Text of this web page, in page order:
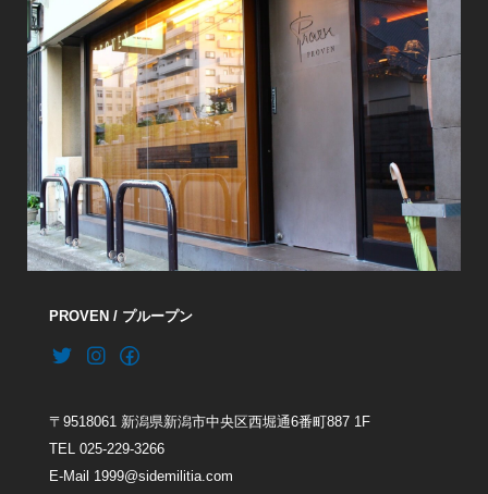
PROVEN / プループン
〒9518061 新潟県新潟市中央区西堀通6番町887 1F
TEL 025-229-3266
E-Mail 1999@sidemilitia.com